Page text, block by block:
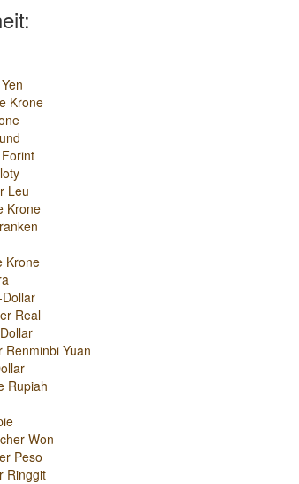
Krone
Leu
Krone
Krone
Real
Renminbi Yuan
Rupiah
Won
Peso
Ringgit